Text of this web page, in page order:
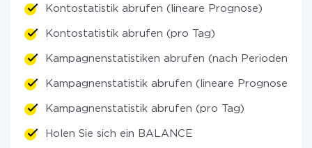
Kontostatistik abrufen (lineare Prognose)
Kontostatistik abrufen (pro Tag)
Kampagnenstatistiken abrufen (nach Perioden)
Kampagnenstatistik abrufen (lineare Prognose)
Kampagnenstatistik abrufen (pro Tag)
Holen Sie sich ein BALANCE